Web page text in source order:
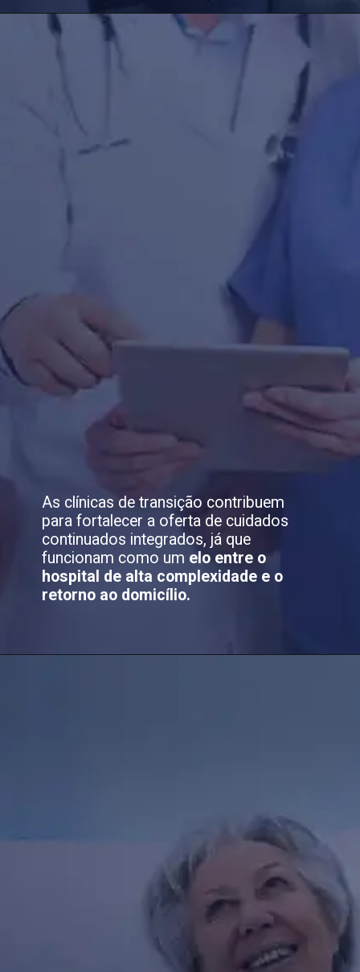
As clínicas de transição contribuem
para fortalecer a oferta de cuidados
continuados integrados, já que
funcionam como um elo entre o
hospital de alta complexidade e o
retorno ao domicílio.